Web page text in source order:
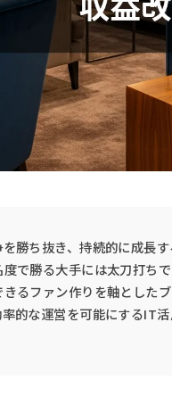
勝ち抜き、持続的に成長
で勝る大手には太刀打ちで
るファン作りを軸とした
的な運営を可能にするIT